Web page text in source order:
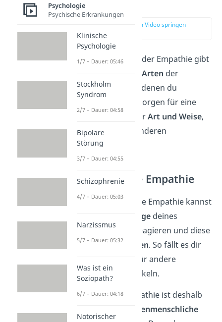
zur Stelle im Video springen
Neben den 4 Säulen der Empathie gibt
3 Arten der
Empathie, zwischen denen du
unterscheidest. Sie sorgen für eine
Einteilung gemäß derArt und Weise,
wie wir uns in den anderen
hineinversetzen.
Die emotionale Empathie
Durch die emotionale Empathie kannst
Gefühlslagedeines
Gegenübersaktiv
reagieren und diese
sogar
nachempfinden. So fällt es dir
leichter, Mitgefühl für andere
Menschen zu entwickeln.
Die emotionale Empathie ist deshalb
zwischenmenschliche
Psychologie
Psychische Erkrankungen
Klinische
Psychologie
1/7 – Dauer: 05:46
Stockholm
Syndrom
2/7 – Dauer: 04:58
Bipolare
Störung
3/7 – Dauer: 04:55
Schizophrenie
4/7 – Dauer: 05:03
Narzissmus
5/7 – Dauer: 05:32
Was ist ein
Soziopath?
6/7 – Dauer: 04:18
Notorischer